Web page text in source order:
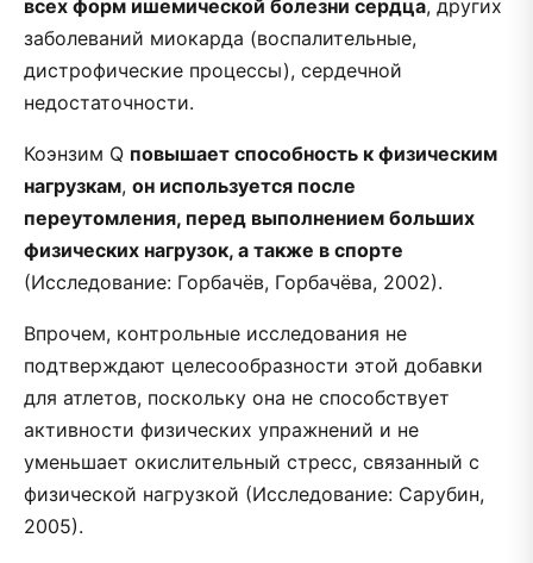
всех форм ишемической болезни сердца, других
заболеваний миокарда (воспалительные,
дистрофические процессы), сердечной
недостаточности.
Коэнзим Q повышает способность к физическим
нагрузкам, он используется после
переутомления, перед выполнением больших
физических нагрузок, а также в спорте
(Исследование: Горбачёв, Горбачёва, 2002).
Впрочем, контрольные исследования не
подтверждают целесообразности этой добавки
для атлетов, поскольку она не способствует
активности физических упражнений и не
уменьшает окислительный стресс, связанный с
физической нагрузкой (Исследование: Сарубин,
2005).